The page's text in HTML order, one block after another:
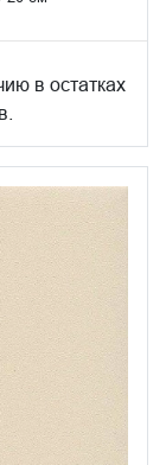
в остатках